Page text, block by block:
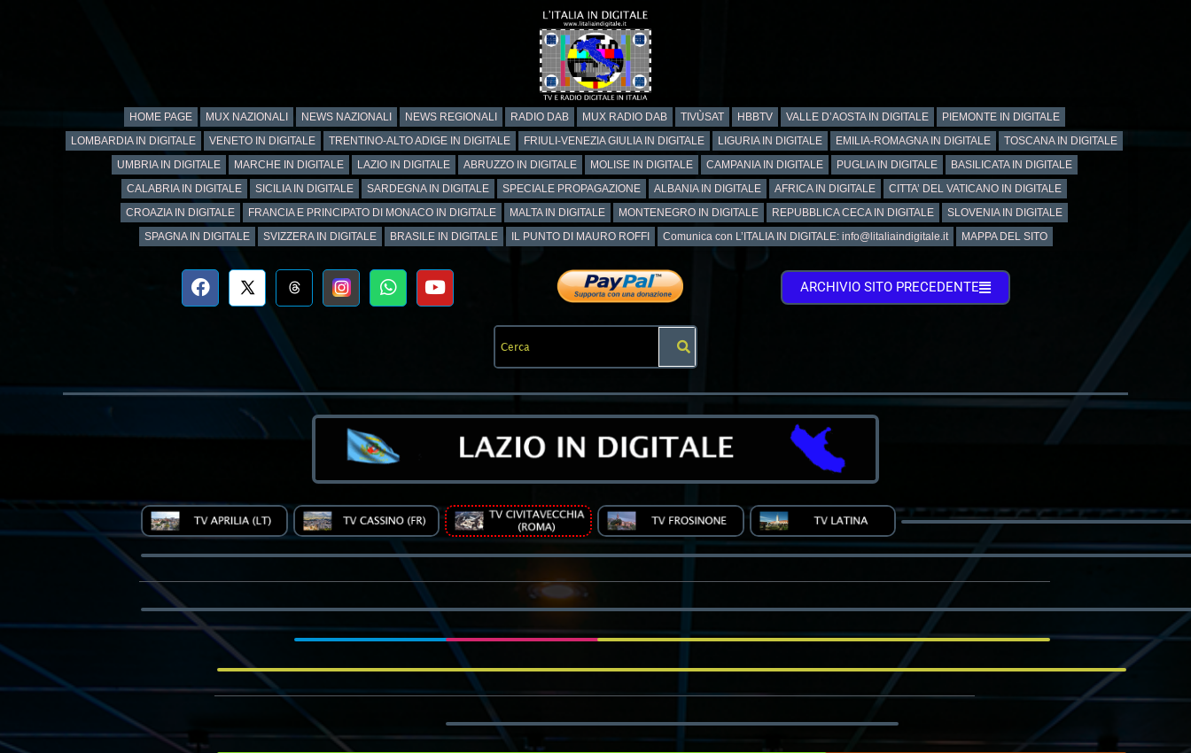
HOME PAGE MUX NAZIONALI NEWS NAZIONALI NEWS REGIONALI RADIO DAB MUX RADIO DAB TIVÙSAT HBBTV VALLE D’AOSTA IN DIGITALE
PIEMONTE IN DIGITALE
LOMBARDIA IN DIGITALE
VENETO IN DIGITALE TRENTINO-ALTO ADIGE IN DIGITALE FRIULI-VENEZIA GIULIA IN DIGITALE LIGURIA IN DIGITALE EMILIA-ROMAGNA IN DIGITALE
TOSCANA IN DIGITALE
UMBRIA IN DIGITALE
MARCHE IN DIGITALE LAZIO IN DIGITALE ABRUZZO IN DIGITALE MOLISE IN DIGITALE CAMPANIA IN DIGITALE PUGLIA IN DIGITALE
BASILICATA IN DIGITALE
CALABRIA IN DIGITALE
SICILIA IN DIGITALE SARDEGNA IN DIGITALE SPECIALE PROPAGAZIONE ALBANIA IN DIGITALE AFRICA IN DIGITALE
CITTA’ DEL VATICANO IN DIGITALE
CROAZIA IN DIGITALE
FRANCIA E PRINCIPATO DI MONACO IN DIGITALE MALTA IN DIGITALE MONTENEGRO IN DIGITALE REPUBBLICA CECA IN DIGITALE
SLOVENIA IN DIGITALE
SPAGNA IN DIGITALE
SVIZZERA IN DIGITALE BRASILE IN DIGITALE IL PUNTO DI MAURO ROFFI Comunica con L’ITALIA IN DIGITALE: info@litaliaindigitale.it MAPPA DEL SITO
ARCHIVIO SITO PRECEDENTE